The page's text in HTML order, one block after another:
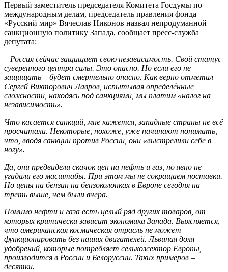
Первый заместитель председателя Комитета Госдумы по
международным делам, председатель правления фонда
«Русский мир» Вячеслав Никонов назвал непродуманной
санкционную политику Запада, сообщает пресс-служба
депутата:
– Россия сейчас защищает свою независимость. Свой статус
суверенного центра силы. Это опасно. Но если его не
защищать – будет смертельно опасно. Как верно отметил
Сергей Викторович Лавров, испытывая определённые
сложности, находясь под санкциями, мы платим «налог на
независимость».
Что касается санкций, мне кажется, западные страны не всё
просчитали. Некоторые, похоже, уже начинают понимать,
что, вводя санкции против России, они «выстрелили себе в
ногу».
Да, они предвидели скачок цен на нефть и газ, но явно не
угадали его масштабы. При этом мы не сокращаем поставки.
Но цены на бензин на бензоколонках в Европе сегодня на
треть выше, чем были вчера.
Помимо нефти и газа есть целый ряд других товаров, от
которых критически зависит экономика Запада. Выясняется,
что американская космическая отрасль не может
функционировать без наших двигателей. Львиная доля
удобрений, которые потребляет сельхозсектор Европы,
производится в России и Белоруссии. Таких примеров –
десятки.